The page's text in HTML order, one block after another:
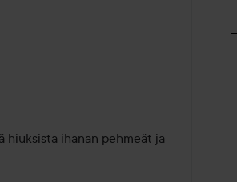
hiuksista ihanan pehmeät ja